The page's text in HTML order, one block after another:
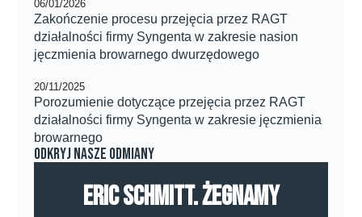
06/01/2026
Zakończenie procesu przejęcia przez RAGT
działalności firmy Syngenta w zakresie nasion
jęczmienia browarnego dwurzędowego
20/11/2025
Porozumienie dotyczące przejęcia przez RAGT
działalności firmy Syngenta w zakresie jęczmienia
browarnego
Odkryj nasze odmiany
Eric Schmitt. Żegnamy